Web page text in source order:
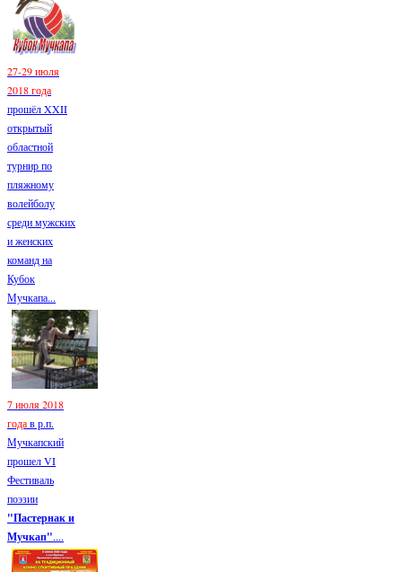
27-29 июля
2018 года
прошёл XXII
открытый
областной
турнир по
пляжному
волейболу
среди мужских
и женских
команд на
Кубок
Мучкапа...
7 июля 2018
годав р.п.
Мучкапский
прошел VI
Фестиваль
поэзии
"Пастернак и
Мучкап"....